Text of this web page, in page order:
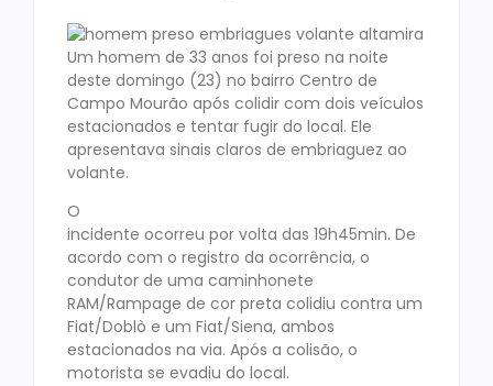
Um homem de 33 anos foi preso na noite
deste domingo (23) no bairro Centro de
Campo Mourão após colidir com dois veículos
estacionados e tentar fugir do local. Ele
apresentava sinais claros de embriaguez ao
volante.
O
incidente ocorreu por volta das 19h45min. De
acordo com o registro da ocorrência, o
condutor de uma caminhonete
RAM/Rampage de cor preta colidiu contra um
Fiat/Doblò e um Fiat/Siena, ambos
estacionados na via. Após a colisão, o
motorista se evadiu do local.